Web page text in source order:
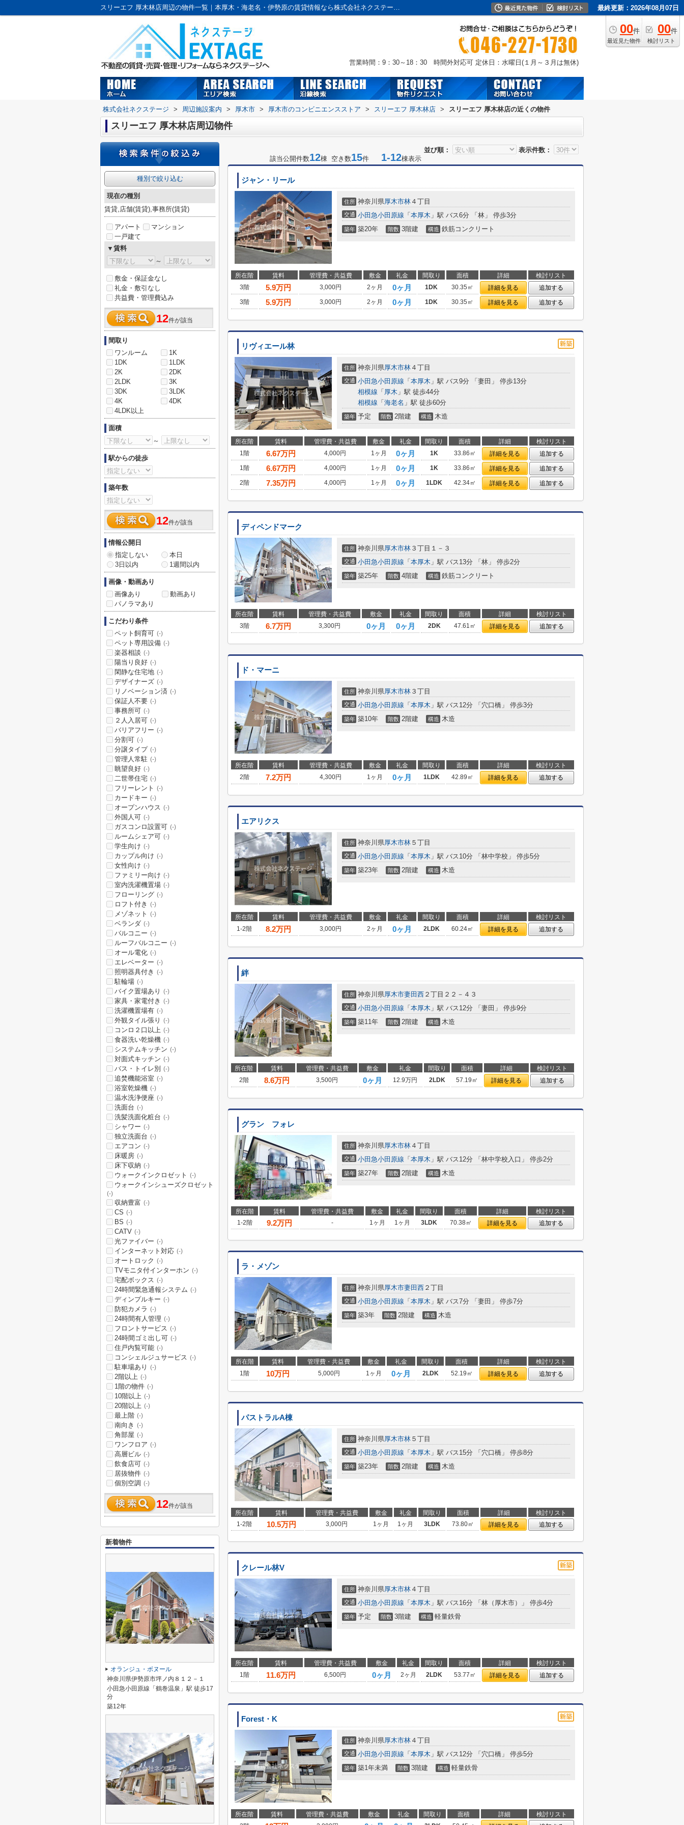
スリーエフ 厚木林店周辺の物件一覧｜本厚木・海老名・伊勢原の賃貸情報なら株式会社ネクステージへおまかせ！ 最終更新：2026年08月07日
00件
最近見た物件
00件
検討リスト
営業時間：9：30～18：30 時間外対応可 定休日：水曜日(１月～３月は無休)
株式会社ネクステージ > 周辺施設案内 > 厚木市 > 厚木市のコンビニエンスストア > スリーエフ 厚木林店 > スリーエフ 厚木林店の近くの物件
スリーエフ 厚木林店周辺物件
並び順：
表示件数：
該当公開件数12棟 空き数15件 1-12棟表示
ジャン・リール
住所 神奈川県厚木市林 ４丁目
交通 小田急小田原線 「 本厚木 」駅 バス6分 「林」 停歩3分
築年 築20年 階数 3階建 構造 鉄筋コンクリート
所在階 賃料 管理費・共益費 敷金 礼金 間取り 面積 詳細
検討リスト
3階
5.9万円 3,000円 2ヶ月 0ヶ月 1DK 30.35㎡ 詳細を見る
追加する
3階
5.9万円 3,000円 2ヶ月 0ヶ月 1DK 30.35㎡ 詳細を見る 追加する
リヴィエール林
住所 神奈川県厚木市林 ４丁目
交通 小田急小田原線 「 本厚木 」駅 バス9分 「妻田」 停歩13分
相模線 「 厚木 」駅 徒歩44分
相模線 「 海老名 」駅 徒歩60分
築年 予定 階数 2階建 構造 木造
所在階 賃料 管理費・共益費 敷金 礼金 間取り 面積 詳細
検討リスト
1階
6.67万円 4,000円 1ヶ月 0ヶ月 1K 33.86㎡ 詳細を見る
追加する
1階
6.67万円 4,000円 1ヶ月 0ヶ月 1K 33.86㎡ 詳細を見る
追加する
2階
7.35万円 4,000円 1ヶ月 0ヶ月 1LDK 42.34㎡ 詳細を見る 追加する
ディペンドマーク
住所 神奈川県厚木市林 ３丁目１－３
交通 小田急小田原線 「 本厚木 」駅 バス13分 「林」 停歩2分
築年 築25年 階数 4階建 構造 鉄筋コンクリート
所在階 賃料 管理費・共益費 敷金 礼金 間取り 面積 詳細
検討リスト
3階
6.7万円 3,300円 0ヶ月 0ヶ月 2DK 47.61㎡ 詳細を見る 追加する
ド・マーニ
住所 神奈川県厚木市林 ３丁目
交通 小田急小田原線 「 本厚木 」駅 バス12分 「穴口橋」 停歩3分
築年 築10年 階数 2階建 構造 木造
所在階 賃料 管理費・共益費 敷金 礼金 間取り 面積 詳細
検討リスト
2階
7.2万円 4,300円 1ヶ月 0ヶ月 1LDK 42.89㎡ 詳細を見る 追加する
エアリクス
住所 神奈川県厚木市林 ５丁目
交通 小田急小田原線 「 本厚木 」駅 バス10分 「林中学校」 停歩5分
築年 築23年 階数 2階建 構造 木造
所在階 賃料 管理費・共益費 敷金 礼金 間取り 面積 詳細
検討リスト
1-2階
8.2万円 3,000円 2ヶ月 0ヶ月 2LDK 60.24㎡ 詳細を見る 追加する
絆
住所 神奈川県厚木市妻田西 ２丁目２２－４３
交通 小田急小田原線 「 本厚木 」駅 バス12分 「妻田」 停歩9分
築年 築11年 階数 2階建 構造 木造
所在階 賃料 管理費・共益費 敷金 礼金 間取り 面積 詳細
検討リスト
2階
8.6万円 3,500円 0ヶ月 12.9万円 2LDK 57.19㎡ 詳細を見る 追加する
グラン フォレ
住所 神奈川県厚木市林 ４丁目
交通 小田急小田原線 「 本厚木 」駅 バス12分 「林中学校入口」 停歩2分
築年 築27年 階数 2階建 構造 木造
所在階 賃料 管理費・共益費 敷金 礼金 間取り 面積 詳細
検討リスト
1-2階
9.2万円 - 1ヶ月 1ヶ月 3LDK 70.38㎡ 詳細を見る 追加する
ラ・メゾン
住所 神奈川県厚木市妻田西 ２丁目
交通 小田急小田原線 「 本厚木 」駅 バス7分 「妻田」 停歩7分
築年 築3年 階数 2階建 構造 木造
所在階 賃料 管理費・共益費 敷金 礼金 間取り 面積 詳細
検討リスト
1階
10万円 5,000円 1ヶ月 0ヶ月 2LDK 52.19㎡ 詳細を見る 追加する
パストラルA棟
住所 神奈川県厚木市林 ５丁目
交通 小田急小田原線 「 本厚木 」駅 バス15分 「穴口橋」 停歩8分
築年 築23年 階数 2階建 構造 木造
所在階 賃料 管理費・共益費 敷金 礼金 間取り 面積 詳細
検討リスト
1-2階
10.5万円 3,000円 1ヶ月 1ヶ月 3LDK 73.80㎡ 詳細を見る 追加する
クレール林V
住所 神奈川県厚木市林 ４丁目
交通 小田急小田原線 「 本厚木 」駅 バス16分 「林（厚木市）」 停歩4分
築年 予定 階数 3階建 構造 軽量鉄骨
所在階 賃料 管理費・共益費 敷金 礼金 間取り 面積 詳細
検討リスト
1階
11.6万円 6,500円 0ヶ月 2ヶ月 2LDK 53.77㎡ 詳細を見る 追加する
Forest・K
住所 神奈川県厚木市林 ４丁目
交通 小田急小田原線 「 本厚木 」駅 バス12分 「穴口橋」 停歩5分
築年 築1年未満 階数 3階建 構造 軽量鉄骨
所在階 賃料 管理費・共益費 敷金 礼金 間取り 面積 詳細
検討リスト
種別で絞り込む
現在の種別
賃貸,店舗(賃貸),事務所(賃貸)
アパート
マンション
一戸建て
▼賃料
～
敷金・保証金なし
礼金・敷引なし
共益費・管理費込み
12件が該当
間取り
ワンルーム
1K
1DK
1LDK
2K
2DK
2LDK
3K
3DK
3LDK
4K
4DK
4LDK以上
面積
～
駅からの徒歩
築年数
12件が該当
情報公開日
指定しない
本日
3日以内
1週間以内
画像・動画あり
画像あり
動画あり
パノラマあり
こだわり条件
ペット飼育可 (-)
ペット専用設備 (-)
楽器相談 (-)
陽当り良好 (-)
閑静な住宅地 (-)
デザイナーズ (-)
リノベーション済 (-)
保証人不要 (-)
事務所可 (-)
２人入居可 (-)
バリアフリー (-)
分割可 (-)
分譲タイプ (-)
管理人常駐 (-)
眺望良好 (-)
二世帯住宅 (-)
フリーレント (-)
カードキー (-)
オープンハウス (-)
外国人可 (-)
ガスコンロ設置可 (-)
ルームシェア可 (-)
学生向け (-)
カップル向け (-)
女性向け (-)
ファミリー向け (-)
室内洗濯機置場 (-)
フローリング (-)
ロフト付き (-)
メゾネット (-)
ベランダ (-)
バルコニー (-)
ルーフバルコニー (-)
オール電化 (-)
エレベーター (-)
照明器具付き (-)
駐輪場 (-)
バイク置場あり (-)
家具・家電付き (-)
洗濯機置場有 (-)
外観タイル張り (-)
コンロ２口以上 (-)
食器洗い乾燥機 (-)
システムキッチン (-)
対面式キッチン (-)
バス・トイレ別 (-)
追焚機能浴室 (-)
浴室乾燥機 (-)
温水洗浄便座 (-)
洗面台 (-)
洗髪洗面化粧台 (-)
シャワー (-)
独立洗面台 (-)
エアコン (-)
床暖房 (-)
床下収納 (-)
ウォークインクロゼット (-)
ウォークインシューズクロゼット
(-)
収納豊富 (-)
CS (-)
BS (-)
CATV (-)
光ファイバー (-)
インターネット対応 (-)
オートロック (-)
TVモニタ付インターホン (-)
宅配ボックス (-)
24時間緊急通報システム (-)
ディンプルキー (-)
防犯カメラ (-)
24時間有人管理 (-)
フロントサービス (-)
24時間ゴミ出し可 (-)
住戸内覧可能 (-)
コンシェルジュサービス (-)
駐車場あり (-)
2階以上 (-)
1階の物件 (-)
10階以上 (-)
20階以上 (-)
最上階 (-)
南向き (-)
角部屋 (-)
ワンフロア (-)
高層ビル (-)
飲食店可 (-)
居抜物件 (-)
個別空調 (-)
12件が該当
新着物件
オランジュ・ボヌール
神奈川県伊勢原市坪ノ内８１２－１
小田急小田原線「鶴巻温泉」駅 徒歩17
分
築12年